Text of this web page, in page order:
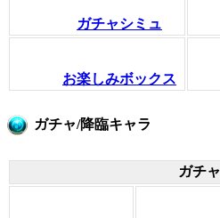
ガチャシミュ
お楽しみボックス
ガチャ/降臨キャラ
ガチャ